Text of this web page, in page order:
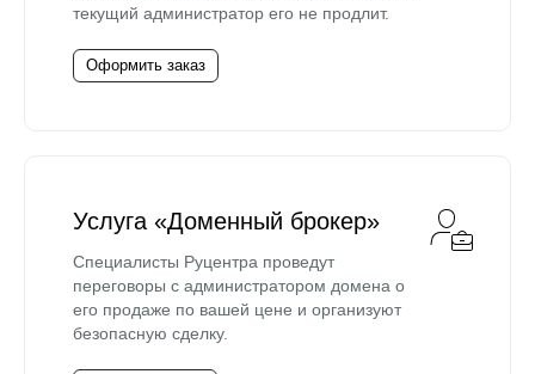
текущий администратор его не продлит.
Оформить заказ
Услуга «Доменный брокер»
Специалисты Руцентра проведут
переговоры с администратором домена о
его продаже по вашей цене и организуют
безопасную сделку.